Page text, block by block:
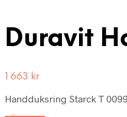
Duravit
1 663 kr
Handduksring Starck T